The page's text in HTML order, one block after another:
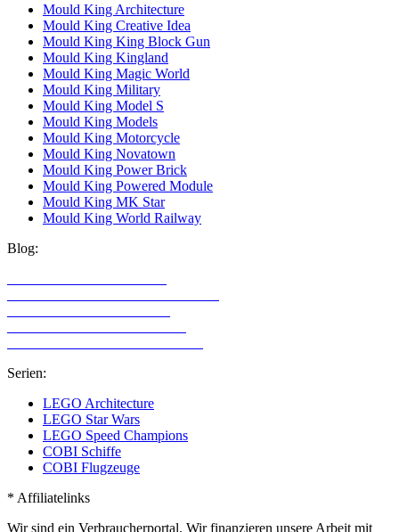
Mould King Architecture
Mould King Creative Idea
Mould King King Block Gun
Mould King Kingland
Mould King Magic World
Mould King Military
Mould King Model S
Mould King Models
Mould King Motorcycle
Mould King Novatown
Mould King Power Brick
Mould King Powered Module
Mould King MK Star
Mould King World Railway
Blog:
Serien:
LEGO Architecture
LEGO Star Wars
LEGO Speed Champions
COBI Schiffe
COBI Flugzeuge
* Affiliatelinks
Wir sind ein Verbraucherportal. Wir finanzieren unsere Arbeit mit